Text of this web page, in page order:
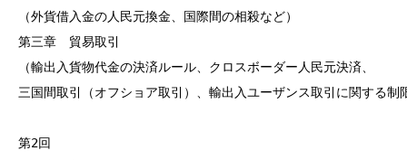
（外貨借入金の人民元換金、国際間の相殺など）
第三章　貿易取引
（輸出入貨物代金の決済ルール、クロスボーダー人民元決済、
三国間取引（オフショア取引）、輸出入ユーザンス取引に関する制
第2回